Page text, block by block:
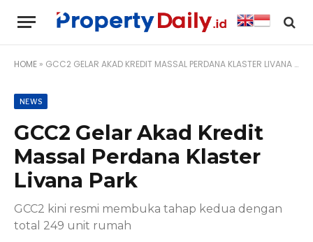
HOME » GCC2 GELAR AKAD KREDIT MASSAL PERDANA KLASTER LIVANA PARK
NEWS
GCC2 Gelar Akad Kredit
Massal Perdana Klaster
Livana Park
GCC2 kini resmi membuka tahap kedua dengan
total 249 unit rumah